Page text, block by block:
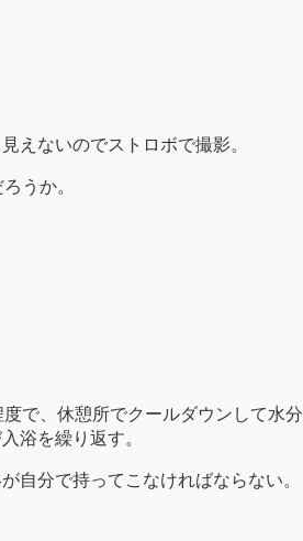
えないのでストロボで撮影。
うか。
で、休憩所でクールダウンして水分
浴を繰り返す。
自分で持ってこなければならない。